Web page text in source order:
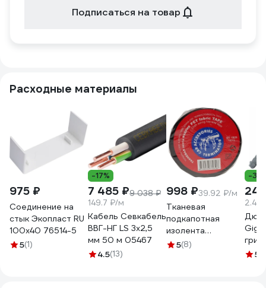
Подписаться на товар
Расходные материалы
975 ₽
Соединение на
стык Экопласт RU
100х40 76514-5
5(1)
-17%
7 485 ₽9 038 ₽
149.7 ₽/м
Кабель Севкабель
ВВГ-НГ LS 3х2,5
мм 50 м 05467
4.5(13)
998 ₽39.92 ₽/м
Тканевая
подкапотная
изолента
Terminator Izt
5(8)
-
2.48
5